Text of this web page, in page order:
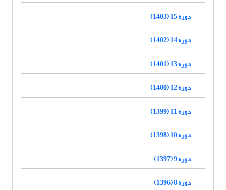
دوره 15 (1403)
دوره 14 (1402)
دوره 13 (1401)
دوره 12 (1400)
دوره 11 (1399)
دوره 10 (1398)
دوره 9 (1397)
دوره 8 (1396)